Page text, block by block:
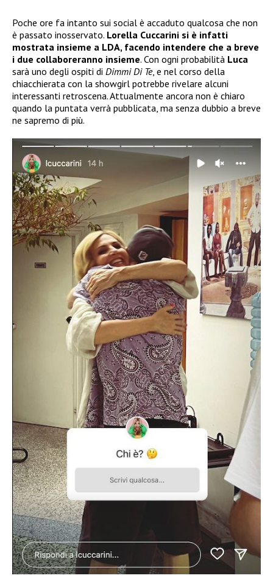
Poche ore fa intanto sui social è accaduto qualcosa che non
è passato inosservato. Lorella Cuccarini si è infatti
mostrata insieme a LDA, facendo intendere che a breve
i due collaboreranno insieme. Con ogni probabilità Luca
sarà uno degli ospiti di Dimmi Di Te, e nel corso della
chiacchierata con la showgirl potrebbe rivelare alcuni
interessanti retroscena. Attualmente ancora non è chiaro
quando la puntata verrà pubblicata, ma senza dubbio a breve
ne sapremo di più.